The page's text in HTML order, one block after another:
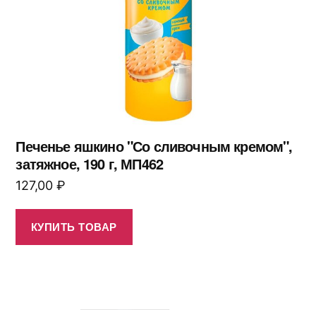
Печенье яшкино "Со сливочным кремом",
затяжное, 190 г, МП462
127,00 ₽
КУПИТЬ ТОВАР